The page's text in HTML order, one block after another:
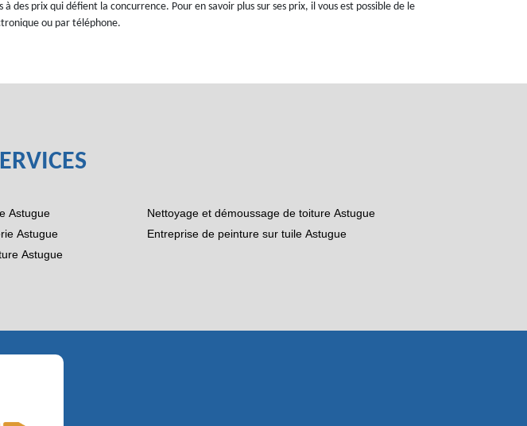
à des prix qui défient la concurrence. Pour en savoir plus sur ses prix, il vous est possible de le
ou par téléphone.
Astugue
Astugue
Astugue
Nettoyage et démoussage de toiture Astugue
Entreprise de peinture sur tuile Astugue